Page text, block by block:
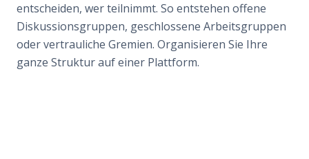
entscheiden, wer teilnimmt. So entstehen offene
Diskussionsgruppen, geschlossene Arbeitsgruppen
oder vertrauliche Gremien. Organisieren Sie Ihre
ganze Struktur auf einer Plattform.